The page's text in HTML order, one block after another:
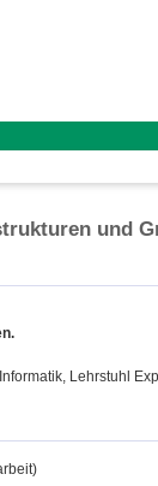
und
Lehrstuhl